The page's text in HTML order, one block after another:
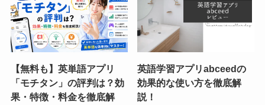
【無料も】英単語アプリ
「モチタン」の評判は？効
果・特徴・料金を徹底解
英語学習アプリabceedの
効果的な使い方を徹底解
説！